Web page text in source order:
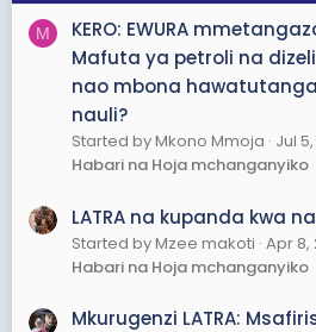
M
KERO: EWURA
Mafuta ya petroli na dizeli
nao mbona
nauli?
Started by Mkono Mmoja Jul
Habari na Hoja mchanganyiko
LATRA na kupanda kwa
Started by Mzee makoti Apr 8,
Habari na Hoja mchanganyiko
Mkurugenzi LATRA: